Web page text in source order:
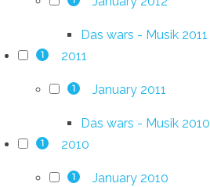
Das wars - Musik 2011
1 2011
1 January 2011
Das wars - Musik 2010
1 2010
1 January 2010